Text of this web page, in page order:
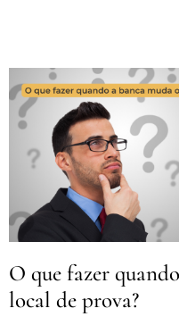
O que fazer
local de prova?